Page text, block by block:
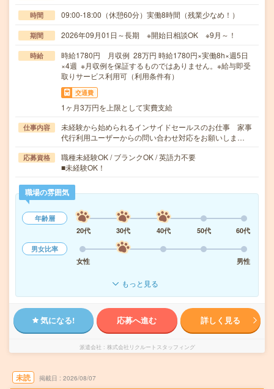
時間 09:00-18:00（休憩60分）実働8時間（残業少なめ！）
期間 2026年09月01日～長期 ※開始日相談OK ※9月～！
時給
時給1780円 月収例 28万円 時給1780円×実働8h×週5日
×4週 ※月収例を保証するものではありません。※給与即受
取りサービス利用可（利用条件有）
交通費
1ヶ月3万円を上限として実費支給
仕事内容
未経験から始められるインサイドセールスのお仕事 家事
代行利用ユーザーからの問い合わせ対応をお願いしま…
応募資格
職種未経験OK / ブランクOK / 英語力不要
■未経験OK！
職場の雰囲気
年齢層
20代
30代 40代 50代
60代
男女比率
女性
男性
もっと見る
気になる! 応募へ進む 詳しく見る
派遣会社 株式会社リクルートスタッフィング
未読 掲載日 2026/08/07